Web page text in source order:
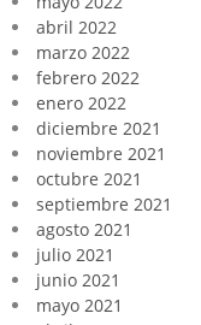
abril 2022
marzo 2022
febrero 2022
enero 2022
diciembre 2021
noviembre 2021
octubre 2021
septiembre 2021
agosto 2021
julio 2021
junio 2021
mayo 2021